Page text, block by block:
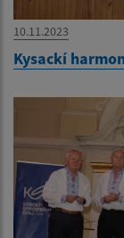
10.11.2023
Kysackí